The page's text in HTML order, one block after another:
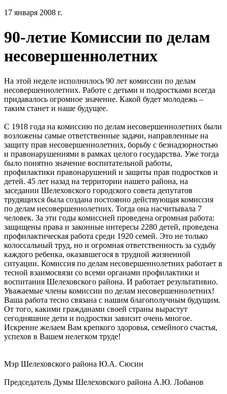
17 января 2008 г.
90-летие Комиссии по делам
несовершеннолетних
На этой неделе исполнилось 90 лет комиссии по делам
несовершеннолетних. Работе с детьми и подростками всегда
придавалось огромное значение. Какой будет молодежь –
таким станет и наше будущее.
С 1918 года на комиссию по делам несовершеннолетних были
возложены самые ответственные задачи, направленные на
защиту прав несовершеннолетних, борьбу с безнадзорностью
и правонарушениями в рамках целого государства. Уже тогда
было понятно значение воспитательной работы,
профилактики правонарушений и защиты прав подростков и
детей. 45 лет назад на территории нашего района, на
заседании Шелеховского городского совета депутатов
трудящихся была создана постоянно действующая комиссия
по делам несовершеннолетних. Тогда она насчитывала 7
человек. За эти годы комиссией проведена огромная работа:
защищены права и законные интересы 2280 детей, проведена
профилактическая работа среди 1920 семей. Это не только
колоссальный труд, но и огромная ответственность за судьбу
каждого ребенка, оказавшегося в трудной жизненной
ситуации. Комиссия по делам несовершеннолетних работает в
тесной взаимосвязи со всеми органами профилактики и
воспитания Шелеховского района. И работает результативно.
Уважаемые члены комиссии по делам несовершеннолетних!
Ваша работа тесно связана с нашим благополучным будущим.
От того, какими гражданами своей страны вырастут
сегодняшние дети и подростки зависит очень многое.
Искренне желаем Вам крепкого здоровья, семейного счастья,
успехов в Вашем нелегком труде!
Мэр Шелеховского района Ю.А. Сюсин
Председатель Думы Шелеховского района А.Ю. Лобанов